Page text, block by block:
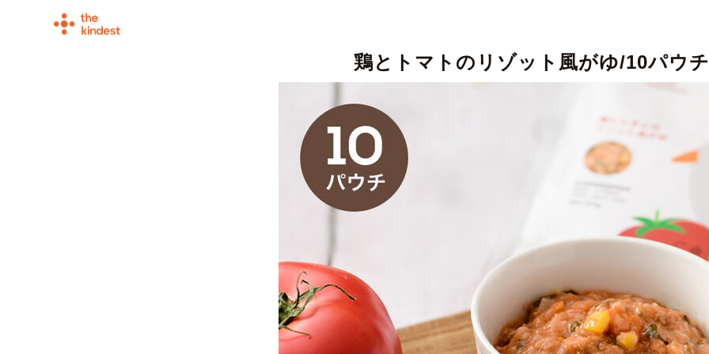
鶏とトマトのリゾット風がゆ/10パウチ